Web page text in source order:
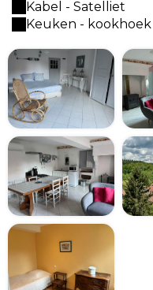
Kabel - Satelliet
Keuken - kookhoek